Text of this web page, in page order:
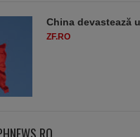
China devastează
ZF.RO